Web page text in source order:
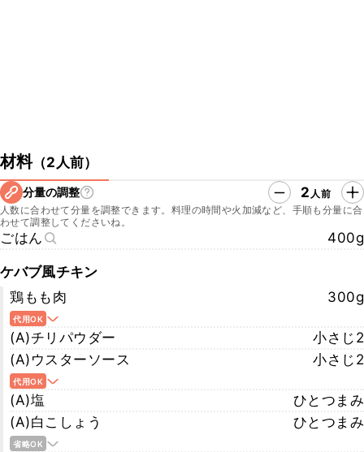
材料（2人前）
分量の調整 2 人前
人数に合わせて分量を調整できます。料理の時間や火加減など、手順も分量に合
わせて調整してくださいね。
ごはん 400g
ケバブ風チキン
鶏もも肉
300g
代用OK
(A)チリパウダー
小さじ2
(A)ウスターソース
小さじ2
代用OK
(A)塩
ひとつまみ
(A)白こしょう
ひとつまみ
省略OK